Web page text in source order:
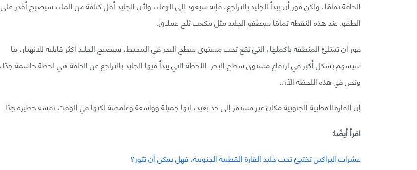
الحافة تمامًا، ولكن فور أن يبدأ الجليد بالتراجع، فإنه سيعود إلى الوعاء، ولأن الجليد أقل كثافة من الماء، سيصبح أقدر على
الطفو. عند هذه النقطة تمامًا سيطفو الجليد مثل مكعب ثلج عملاق.
فور أن تمتلئ المنطقة بأكملها، التي تقع تحت مستوى سطح البحر في المحيط، سيصبح الجليد أكثر قابلية للانهيار، ما
سيسهم بشكل أكبر في ارتفاع مستوى سطح البحر. اللحظة التي يبدأ فيها الجليد بالتراجع عن الحافة هي لحظة حاسمة جدًا،
ونحن في هذه اللحظة الآن.
إن القارة القطبية الجنوبية مكان غير مستقر إلى حد بعيد، إنها جميلة وواسعة وغامضة لكنها في الوقت نفسه خطيرة جدًا.
اقرأ أيضًا:
عشرات البراكين تختبئ تحت جليد القارة القطبية الجنوبية، فهل يمكن أن تثور؟